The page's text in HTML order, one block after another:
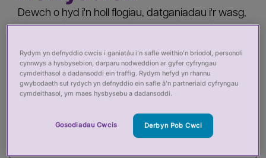
Dewch o hyd i'n holl flogiau, datganiadau i'r wasg,
Filter by:
Filter by
Rydym yn defnyddio cwcis i ganiatáu i’n safle weithio’n briodol, personoli
cynnwys a hysbysebion, darparu nodweddion ar gyfer cyfryngau
cymdeithasol a dadansoddi ein traffig. Rydym hefyd yn rhannu
gwybodaeth sut rydych yn defnyddio ein safle â’n partneriaid cyfryngau
cymdeithasol, ym maes hysbysebu a dadansoddi.
Gosodiadau Cwcis Derbyn Pob Cwci